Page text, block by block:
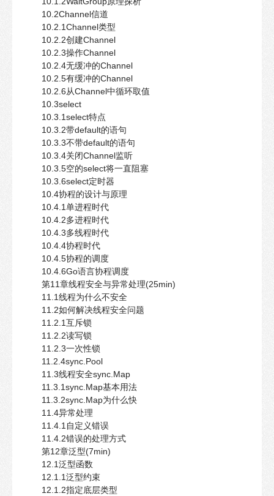
10.2Channel信道
10.2.1Channel类型
10.2.2创建Channel
10.2.3操作Channel
10.2.4无缓冲的Channel
10.2.5有缓冲的Channel
10.2.6从Channel中循环取值
10.3select
10.3.1select特点
10.3.2带default的语句
10.3.3不带default的语句
10.3.4关闭Channel监听
10.3.5空的select将一直阻塞
10.3.6select定时器
10.4协程的设计与原理
10.4.1单进程时代
10.4.2多进程时代
10.4.3多线程时代
10.4.4协程时代
10.4.5协程的调度
10.4.6Go语言协程调度
第11章线程安全与异常处理(25min)
11.1线程为什么不安全
11.2如何解决线程安全问题
11.2.1互斥锁
11.2.2读写锁
11.2.3一次性锁
11.2.4sync.Pool
11.3线程安全sync.Map
11.3.1sync.Map基本用法
11.3.2sync.Map为什么快
11.4异常处理
11.4.1自定义错误
11.4.2错误的处理方式
第12章泛型(7min)
12.1泛型函数
12.1.1泛型约束
12.1.2指定底层类型